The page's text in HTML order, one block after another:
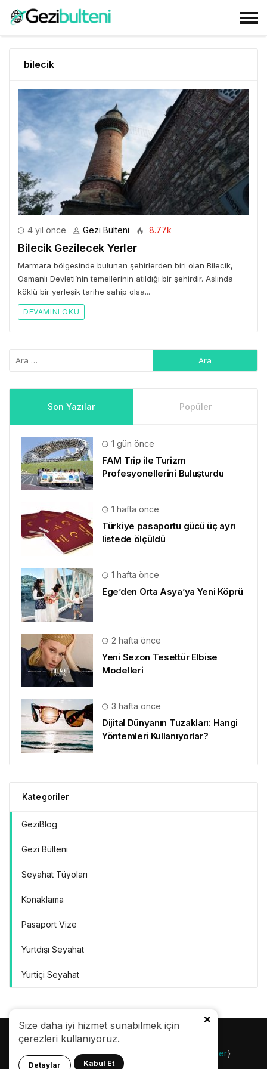
Size daha iyi hizmet sunabilmek için
çerezleri kullanıyoruz.
Detaylar Kabul Et
bilecik
4 yıl önce Gezi Bülteni 8.77k
Bilecik Gezilecek Yerler
Marmara bölgesinde bulunan şehirlerden biri olan Bilecik,
Osmanlı Devleti’nin temellerinin atıldığı bir şehirdir. Aslında
köklü bir yerleşik tarihe sahip olsa...
DEVAMINI OKU
Son Yazılar Popüler
1 gün önce
FAM Trip ile Turizm
Profesyonellerini Buluşturdu
1 hafta önce
Türkiye pasaportu gücü üç ayrı
listede ölçüldü
1 hafta önce
Ege’den Orta Asya’ya Yeni Köprü
2 hafta önce
Yeni Sezon Tesettür Elbise
Modelleri
3 hafta önce
Dijital Dünyanın Tuzakları: Hangi
Yöntemleri Kullanıyorlar?
Kategoriler
GeziBlog
Gezi Bülteni
Seyahat Tüyoları
Konaklama
Pasaport Vize
Yurtdışı Seyahat
Yurtiçi Seyahat
© 24.08.2007 |Gezi Bülteni Gezilecek Yerler}